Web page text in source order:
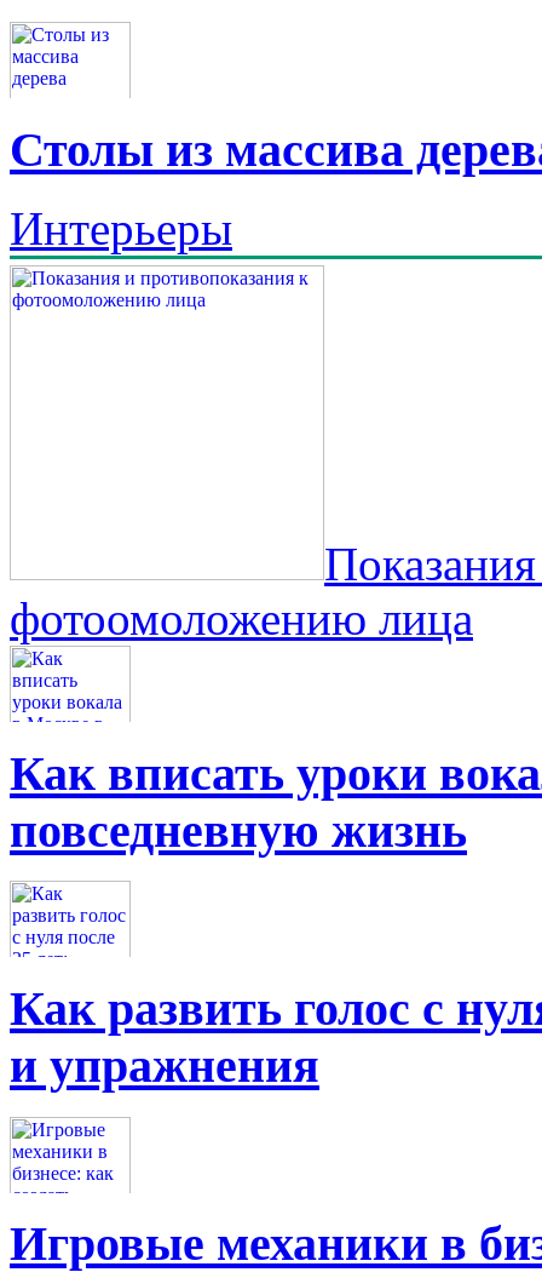
Столы из массива
Интерьеры
фотоомоложению лица
Как вписать уроки
повседневную жизнь
Как развить голос с
и упражнения
Игровые механики в